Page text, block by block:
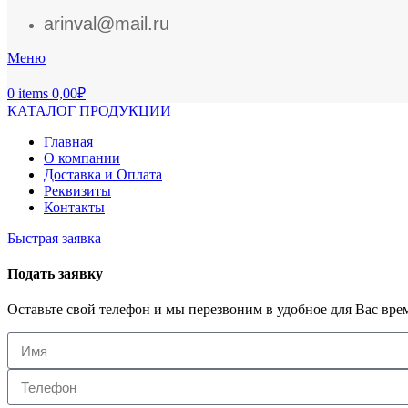
arinval@mail.ru
Меню
0 items 0,00₽
КАТАЛОГ ПРОДУКЦИИ
Главная
О компании
Доставка и Оплата
Реквизиты
Контакты
Быстрая заявка
Подать заявку
Оставьте свой телефон и мы перезвоним в удобное для Вас